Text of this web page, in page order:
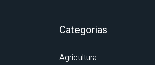
Categorias
Agricultura